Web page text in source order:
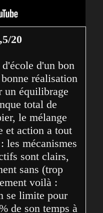
20
d'un bon
réalisation
un équilibrage
total de
le mélange
et action a tout
les mécanismes
sont clairs,
sans (trop
voilà :
se limite pour
de son temps à